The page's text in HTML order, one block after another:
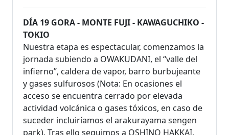
DÍA 19 GORA - MONTE FUJI - KAWAGUCHIKO -
TOKIO
Nuestra etapa es espectacular, comenzamos la
jornada subiendo a OWAKUDANI, el “valle del
infierno”, caldera de vapor, barro burbujeante
y gases sulfurosos (Nota: En ocasiones el
acceso se encuentra cerrado por elevada
actividad volcánica o gases tóxicos, en caso de
suceder incluiríamos el arakurayama sengen
park). Tras ello seguimos a OSHINO HAKKAI,